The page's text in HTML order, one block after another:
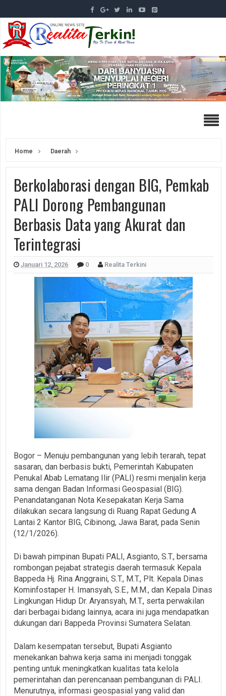
Home Daerah
Berkolaborasi dengan BIG, Pemkab
PALI Dorong Pembangunan
Berbasis Data yang Akurat dan
Terintegrasi
Januari 12, 2026 0 Realita Terkini
Bogor – Menuju pembangunan yang lebih terarah, tepat
sasaran, dan berbasis bukti, Pemerintah Kabupaten
Penukal Abab Lematang Ilir (PALI) resmi menjalin kerja
sama dengan Badan Informasi Geospasial (BIG).
Penandatanganan Nota Kesepakatan Kerja Sama
dilakukan secara langsung di Ruang Rapat Gedung A
Lantai 2 Kantor BIG, Cibinong, Jawa Barat, pada Senin
(12/1/2026).
Di bawah pimpinan Bupati PALI, Asgianto, S.T., bersama
rombongan pejabat strategis daerah termasuk Kepala
Bappeda Hj. Rina Anggraini, S.T., M.T., Plt. Kepala Dinas
Kominfostaper H. Imansyah, S.E., M.M., dan Kepala Dinas
Lingkungan Hidup Dr. Aryansyah, M.T., serta perwakilan
dari berbagai bidang lainnya, acara ini juga mendapatkan
dukungan dari Bappeda Provinsi Sumatera Selatan.
Dalam kesempatan tersebut, Bupati Asgianto
menekankan bahwa kerja sama ini menjadi tonggak
penting untuk meningkatkan kualitas tata kelola
pemerintahan dan perencanaan pembangunan di PALI.
Menurutnya, informasi geospasial yang valid dan